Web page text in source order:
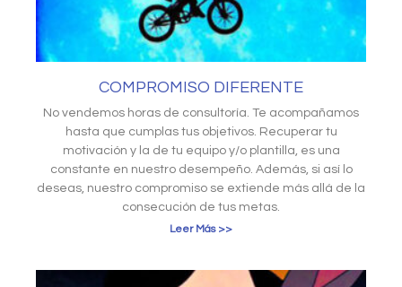
COMPROMISO DIFERENTE
No vendemos horas de consultoría. Te acompañamos
hasta que cumplas tus objetivos. Recuperar tu
motivación y la de tu equipo y/o plantilla, es una
constante en nuestro desempeño. Además, si así lo
deseas, nuestro compromiso se extiende más allá de la
consecución de tus metas.
Leer Más >>